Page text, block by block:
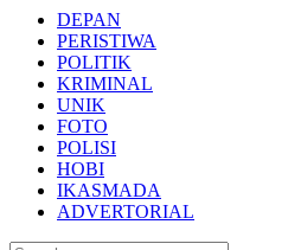
DEPAN
PERISTIWA
POLITIK
KRIMINAL
UNIK
FOTO
POLISI
HOBI
IKASMADA
ADVERTORIAL